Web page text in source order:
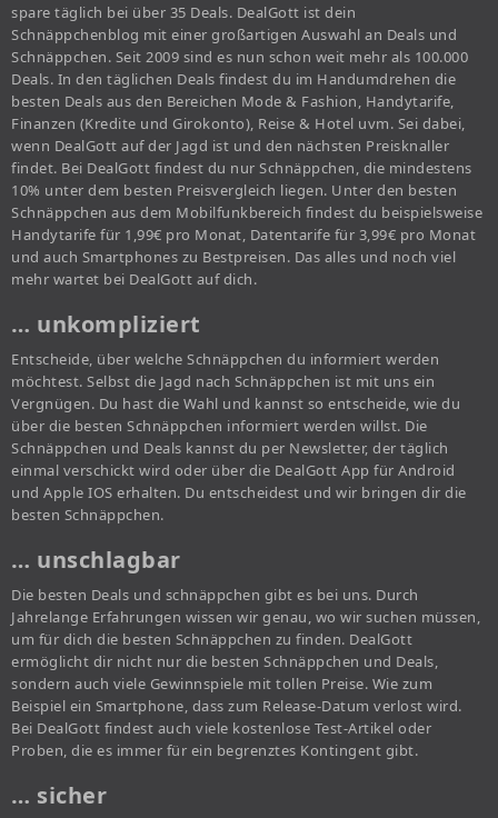
spare täglich bei über 35 Deals. DealGott ist dein
Schnäppchenblog mit einer großartigen Auswahl an Deals und
Schnäppchen. Seit 2009 sind es nun schon weit mehr als 100.000
Deals. In den täglichen Deals findest du im Handumdrehen die
besten Deals aus den Bereichen Mode & Fashion, Handytarife,
Finanzen (Kredite und Girokonto), Reise & Hotel uvm. Sei dabei,
wenn DealGott auf der Jagd ist und den nächsten Preisknaller
findet. Bei DealGott findest du nur Schnäppchen, die mindestens
10% unter dem besten Preisvergleich liegen. Unter den besten
Schnäppchen aus dem Mobilfunkbereich findest du beispielsweise
Handytarife für 1,99€ pro Monat, Datentarife für 3,99€ pro Monat
und auch Smartphones zu Bestpreisen. Das alles und noch viel
mehr wartet bei DealGott auf dich.
… unkompliziert
Entscheide, über welche Schnäppchen du informiert werden
möchtest. Selbst die Jagd nach Schnäppchen ist mit uns ein
Vergnügen. Du hast die Wahl und kannst so entscheide, wie du
über die besten Schnäppchen informiert werden willst. Die
Schnäppchen und Deals kannst du per Newsletter, der täglich
einmal verschickt wird oder über die DealGott App für Android
und Apple IOS erhalten. Du entscheidest und wir bringen dir die
besten Schnäppchen.
… unschlagbar
Die besten Deals und schnäppchen gibt es bei uns. Durch
Jahrelange Erfahrungen wissen wir genau, wo wir suchen müssen,
um für dich die besten Schnäppchen zu finden. DealGott
ermöglicht dir nicht nur die besten Schnäppchen und Deals,
sondern auch viele Gewinnspiele mit tollen Preise. Wie zum
Beispiel ein Smartphone, dass zum Release-Datum verlost wird.
Bei DealGott findest auch viele kostenlose Test-Artikel oder
Proben, die es immer für ein begrenztes Kontingent gibt.
… sicher